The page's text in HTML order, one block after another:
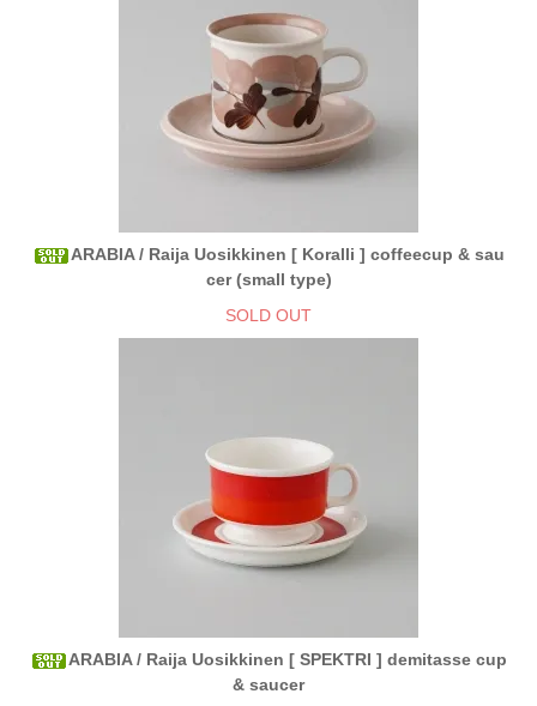
ARABIA / Raija Uosikkinen [ Koralli ] coffeecup & sau
cer (small type)
SOLD OUT
ARABIA / Raija Uosikkinen [ SPEKTRI ] demitasse cup
& saucer